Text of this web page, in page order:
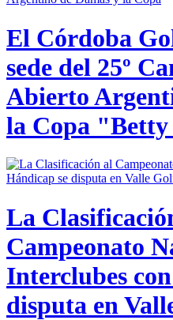
El Córdoba
sede del 25º
Abierto
la Copa "Betty
La
Campeonato
Interclubes
disputa en